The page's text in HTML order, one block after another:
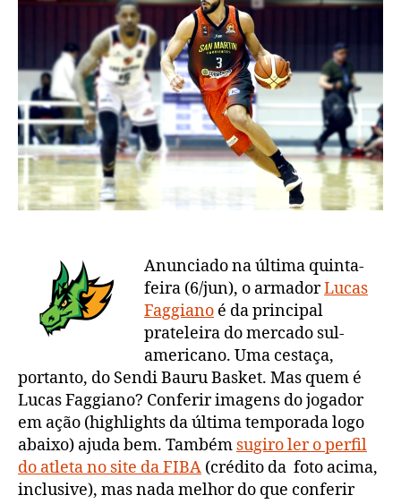
segundo
do
basquete
argentino
Anunciado na última quinta-
feira (6/jun), o armadorLucas
Faggiano é da principal
prateleira do mercado sul-
americano. Uma cestaça,
portanto, do Sendi Bauru Basket. Mas quem é
Lucas Faggiano? Conferir imagens do jogador
em ação (highlights da última temporada logo
abaixo) ajuda bem. Também sugiro ler o perfil
do atleta no site da FIBA (crédito da foto acima,
inclusive), mas nada melhor do que conferir